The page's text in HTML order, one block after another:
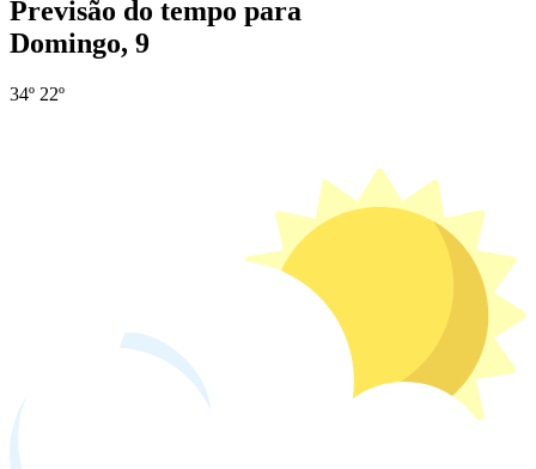
Previsão do tempo para
Domingo, 9
34º 22º